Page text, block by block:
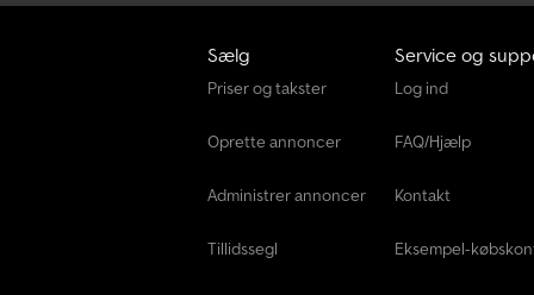
Sælg
Priser og takster
Oprette annoncer
Administrer annoncer
Tillidssegl
Service og
Log ind
FAQ/Hjælp
Kontakt
Eksempel-